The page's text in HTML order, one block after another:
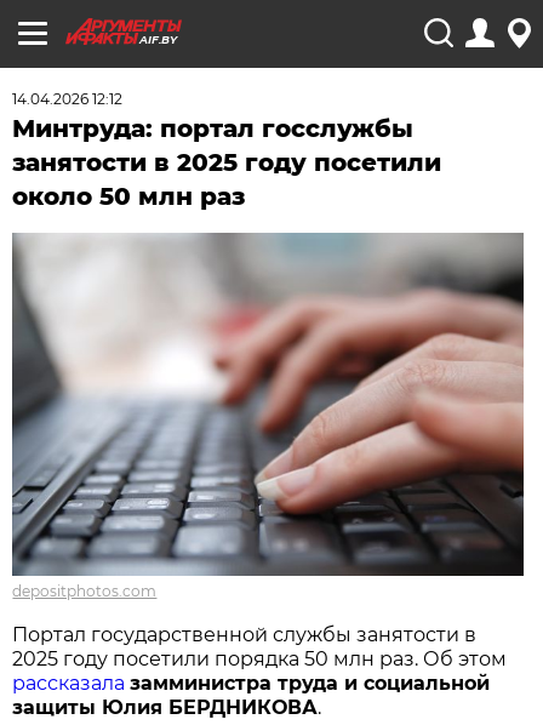
AIF.BY
14.04.2026 12:12
Минтруда: портал госслужбы
занятости в 2025 году посетили
около 50 млн раз
depositphotos.com
Портал государственной службы занятости в
2025 году посетили порядка 50 млн раз. Об этом
рассказала замминистра труда и социальной
защиты Юлия БЕРДНИКОВА.